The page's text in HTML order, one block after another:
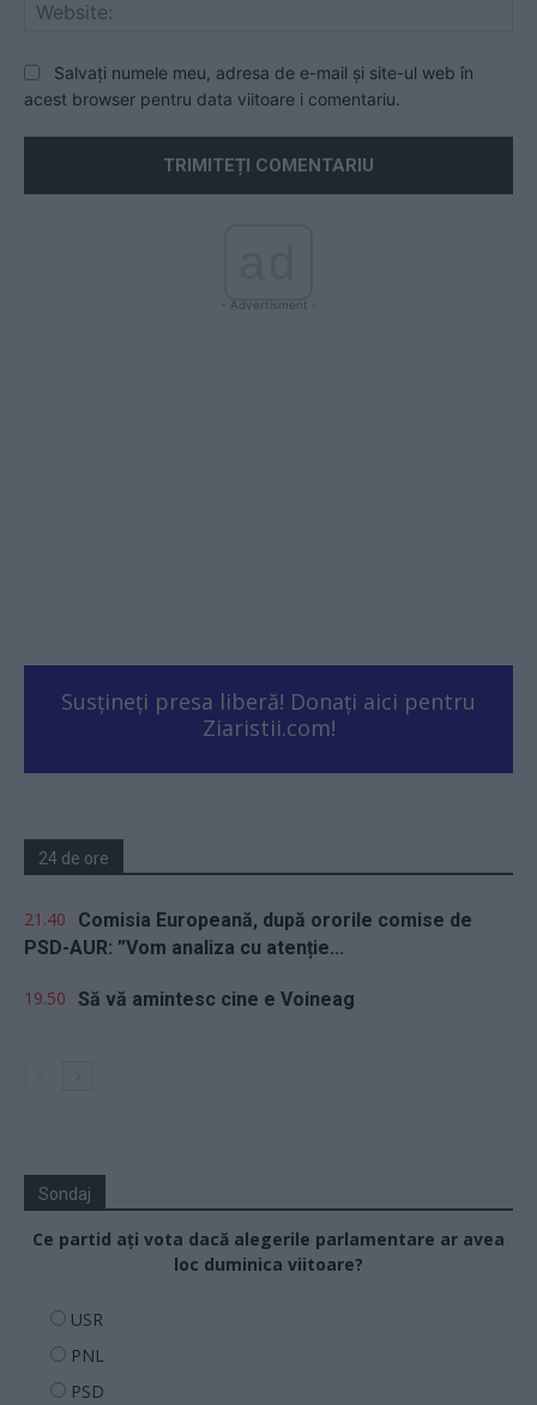
Salvați numele meu, adresa de e-mail și site-ul web în
acest browser pentru data viitoare i comentariu.
- Advertisment -
Susțineți presa liberă! Donați aici pentru
Ziaristii.com!
24 de ore
21.40
Comisia Europeană, după ororile comise de
PSD-AUR: ”Vom analiza cu atenție...
19.50 Să vă amintesc cine e Voineag
Sondaj
Ce partid ați vota dacă alegerile parlamentare ar avea
loc duminica viitoare?
USR
PNL
PSD